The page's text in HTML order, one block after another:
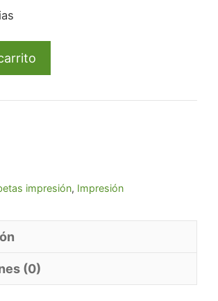
€ 98,34.
impresión, Impresión
(0)